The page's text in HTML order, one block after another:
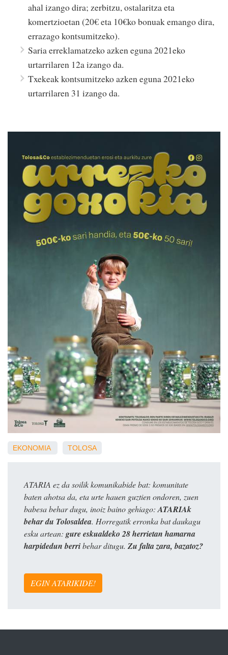
ahal izango dira; zerbitzu, ostalaritza eta
komertzioetan (20€ eta 10€ko bonuak emango dira,
errazago kontsumitzeko).
Saria erreklamatzeko azken eguna 2021eko
urtarrilaren 12a izango da.
Txekeak kontsumitzeko azken eguna 2021eko
urtarrilaren 31 izango da.
EKONOMIA TOLOSA
ATARIA ez da soilik komunikabide bat: komunitate
baten ahotsa da, eta urte hauen guztien ondoren, zuen
babesa behar dugu, inoiz baino gehiago:ATARIAk
behar du Tolosaldea. Horregatik erronka bat daukagu
esku artean: gure eskualdeko 28 herrietan hamarna
harpidedun berribehar ditugu. Zu falta zara, bazatoz?
EGIN ATARIKIDE!